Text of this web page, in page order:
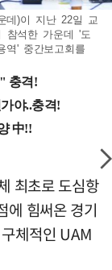
데)이 지난 22일 교
참석한 가운데 '도
' 중간보고회를
최초로 도심항
에 힘써온 경기
체적인 UAM